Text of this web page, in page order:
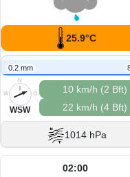
25.9°C
0.2 mm
N
O
S
W
WSW
10 km/h (2 Bft)
22 km/h (4 Bft)
1014 hPa
02:00